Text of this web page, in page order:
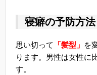
寝癖の予防方
思い切って 「髪型」 を
ります。男性は女性に
す。